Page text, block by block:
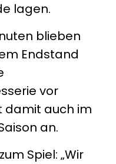
lagen.
blieben
Endstand
vor
damit auch im
an.
Spiel: „Wir